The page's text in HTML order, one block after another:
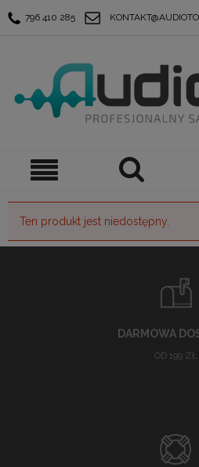
796 410 285
Ten produkt jest niedostępny.
DARMOWA
OD 199 ZŁ